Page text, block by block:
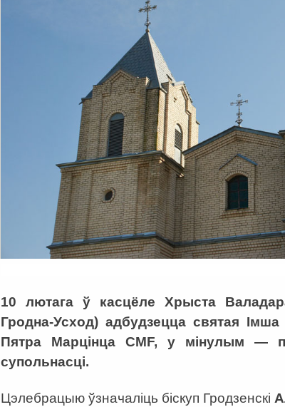
10 лютага ў касцёле Хрыста
Гродна-Усход) адбудзецца святая
Пятра Марцінца CMF, у мінулым —
супольнасці.
Цэлебрацыю ўзначаліць біскуп Гродзенскі